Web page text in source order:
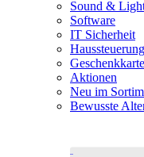
Sound &
Software
IT Sicherheit
Aktionen
Neu im
Bewusste